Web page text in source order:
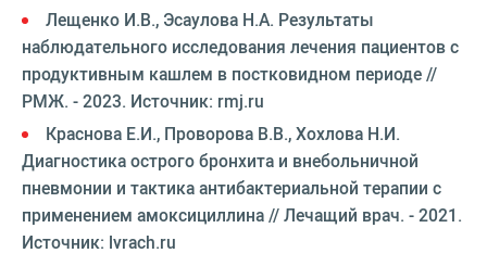
Лещенко И.В., Эсаулова Н.А. Результаты
наблюдательного исследования лечения пациентов с
продуктивным кашлем в постковидном периоде //
РМЖ. - 2023. Источник: rmj.ru
Краснова Е.И., Проворова В.В., Хохлова Н.И.
Диагностика острого бронхита и внебольничной
пневмонии и тактика антибактериальной терапии с
применением амоксициллина // Лечащий врач. - 2021.
Источник: lvrach.ru